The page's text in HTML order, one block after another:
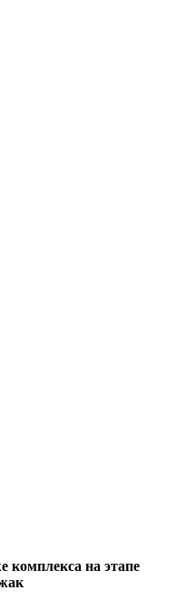
комплекса на этапе